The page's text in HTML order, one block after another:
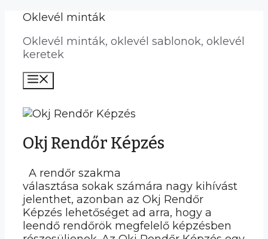
Kilépés
tartalomba
Oklevél minták
Oklevél minták, oklevél sablonok, oklevél
keretek
Okj Rendőr Képzés
A rendőr szakma
választása sokak számára nagy kihívást
jelenthet, azonban az Okj Rendőr
Képzés lehetőséget ad arra, hogy a
leendő rendőrök megfelelő képzésben